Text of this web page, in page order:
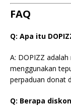
FAQ
Q: Apa itu
A: DOPIZZ
menggunakan
perpaduan donat
Q: Berapa